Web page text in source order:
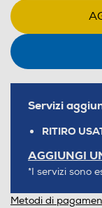
Servizi
RITIRO
AGGIUNGI
*I servizi sono
Metodi di